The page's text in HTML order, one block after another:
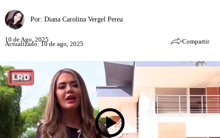
Por: Diana Carolina Vergel Perea
10 de Ago, 2025
Actualizado: 10 de ago, 2025 Compartir